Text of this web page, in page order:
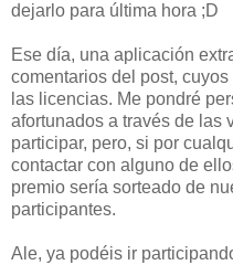
dejarlo para última hora ;D
Ese día, una aplicación
comentarios del post,
las licencias. Me pondré
afortunados a través de las
participar, pero, si por
contactar con alguno de
premio sería sorteado de
participantes.
Ale, ya podéis ir